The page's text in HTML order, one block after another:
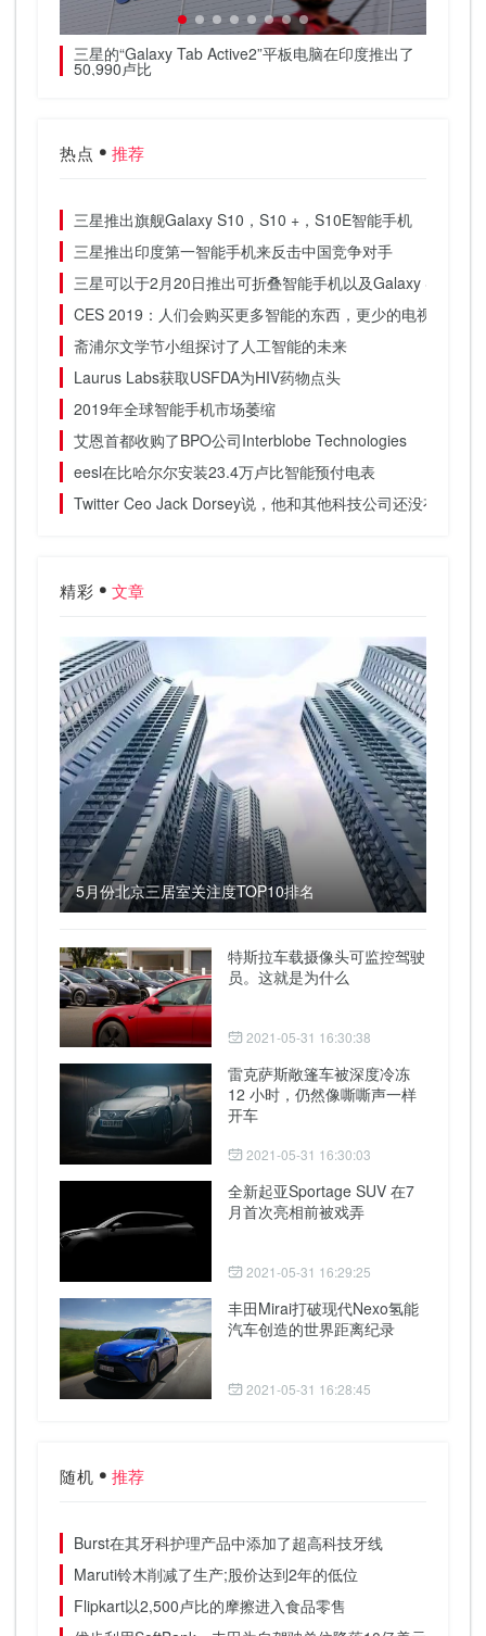
三星的“Galaxy Tab Active2”平板电脑在印度推出了
50,990卢比
热点 推荐
三星推出旗舰Galaxy S10，S10 +，S10E智能手机
三星推出印度第一智能手机来反击中国竞争对手
三星可以于2月20日推出可折叠智能手机以及Galaxy S10
CES 2019：人们会购买更多智能的东西，更少的电视
斋浦尔文学节小组探讨了人工智能的未来
Laurus Labs获取USFDA为HIV药物点头
2019年全球智能手机市场萎缩
艾恩首都收购了BPO公司Interblobe Technologies
eesl在比哈尔尔安装23.4万卢比智能预付电表
Twitter Ceo Jack Dorsey说，他和其他科技公司还没有足够
精彩 文章
5月份北京三居室关注度TOP10排名
特斯拉车载摄像头可监控驾驶
员。这就是为什么
2021-05-31 16:30:38
雷克萨斯敞篷车被深度冷冻
12 小时，仍然像嘶嘶声一样
开车
2021-05-31 16:30:03
全新起亚Sportage SUV 在7
月首次亮相前被戏弄
2021-05-31 16:29:25
丰田Mirai打破现代Nexo氢能
汽车创造的世界距离纪录
2021-05-31 16:28:45
随机 推荐
Burst在其牙科护理产品中添加了超高科技牙线
Maruti铃木削减了生产;股价达到2年的低位
Flipkart以2,500卢比的摩擦进入食品零售